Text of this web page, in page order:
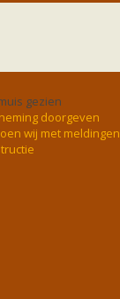
gezien
doorgeven
wij met meldingen